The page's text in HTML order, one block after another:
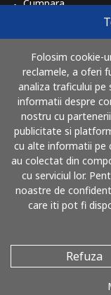
Folosim cookie-
reclamele, a oferi
analiza traficului
informatii despre
nostru cu
publicitate si
cu alte informatii pe
au colectat din
cu serviciul lor.
noastre de
care iti pot fi
Refuza
Cumpara
Cumpara
Cum functioneaza